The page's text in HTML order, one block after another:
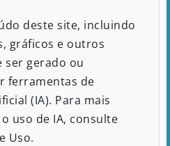
deste site, incluindo
gráficos e outros
ser gerado ou
ferramentas de
(IA). Para mais
uso de IA, consulte
Uso.